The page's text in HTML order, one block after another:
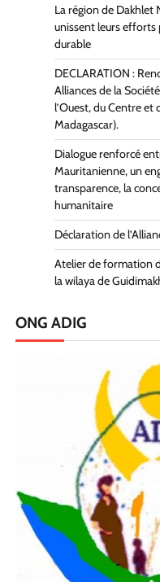
La région de Dakhlet
unissent leurs
durable
DECLARATION :
Alliances de la
l’Ouest, du Centre et
Madagascar).
Dialogue renforcé
Mauritanienne, un
transparence, la
humanitaire
Déclaration de
Atelier de formation
la wilaya de
ONG ADIG